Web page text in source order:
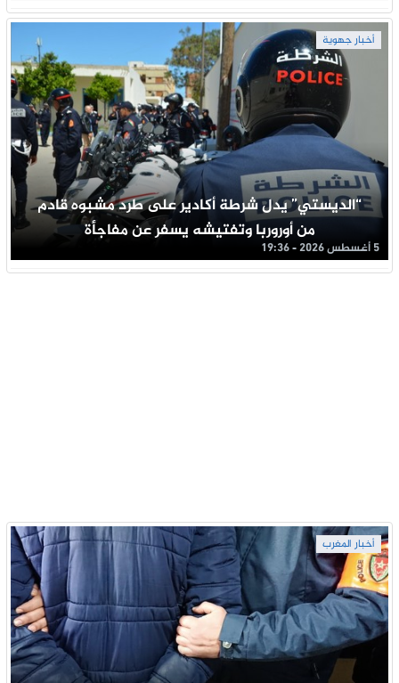
أخبار جهوية
“الديستي” يدل شرطة أكادير على طرد مشبوه قادم
من أوروربا وتفتيشه يسفر عن مفاجأة
5 أغسطس 2026 - 19:36
أخبار المغرب